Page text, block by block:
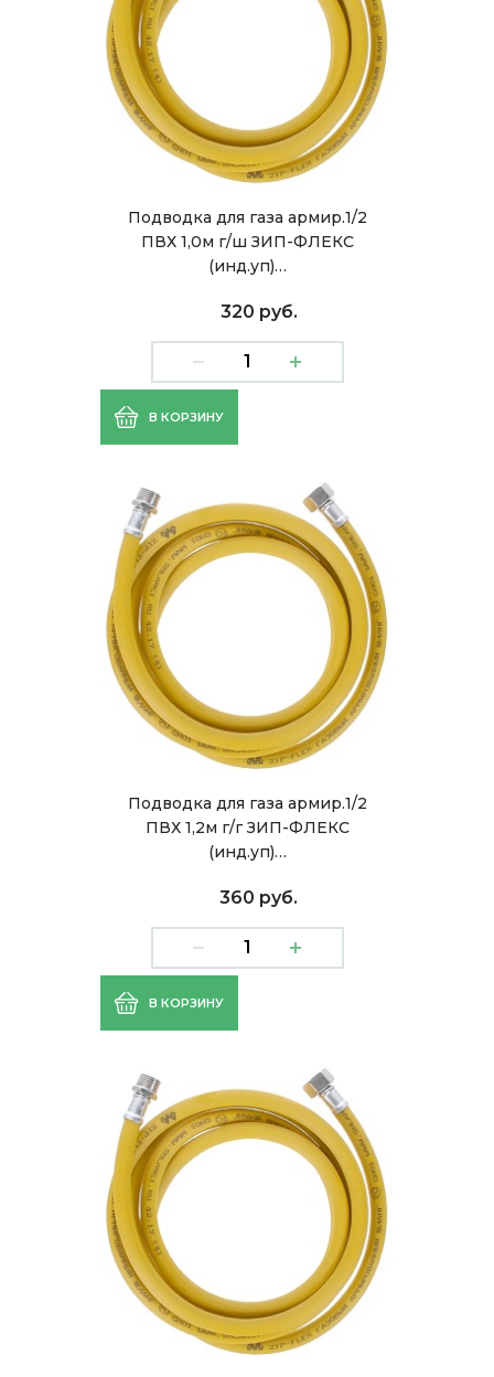
Подводка для газа армир.1/2
ПВХ 1,0м г/ш ЗИП-ФЛЕКС
(инд.уп)…
320 руб.
В КОРЗИНУ
Подводка для газа армир.1/2
ПВХ 1,2м г/г ЗИП-ФЛЕКС
(инд.уп)…
360 руб.
В КОРЗИНУ